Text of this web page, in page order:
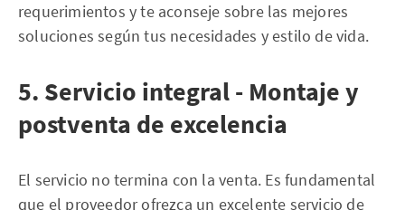
requerimientos y te aconseje sobre las mejores
soluciones según tus necesidades y estilo de vida.
5. Servicio integral - Montaje y
postventa de excelencia
El servicio no termina con la venta. Es fundamental
que el proveedor ofrezca un excelente servicio de